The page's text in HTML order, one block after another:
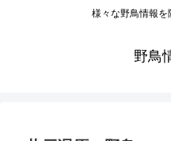
様々な野鳥情報を
野鳥